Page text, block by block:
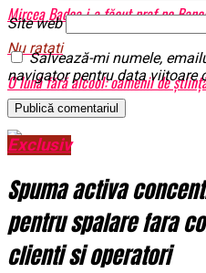
Mircea Badea i-a făcut praf pe
Nu ratati
O lună fără alcool: oamenii de
| BrailaMEA
Site web
Salvează-mi numele,
navigator pentru data viitoare
Exclusiv
Spuma activa
pentru spalare fara
clienti si operatori